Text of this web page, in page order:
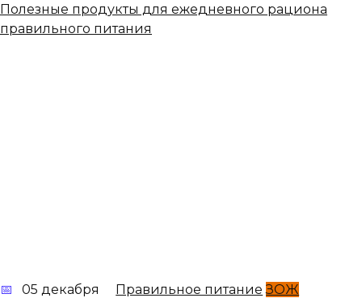
Полезные продукты для ежедневного рациона
правильного питания
05 декабря Правильное питание ЗОЖ